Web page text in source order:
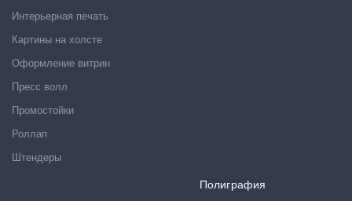
Интерьерная печать
Картины на холсте
Оформление витрин
Пресс волл
Промостойки
Роллап
Штендеры
Полиграфия